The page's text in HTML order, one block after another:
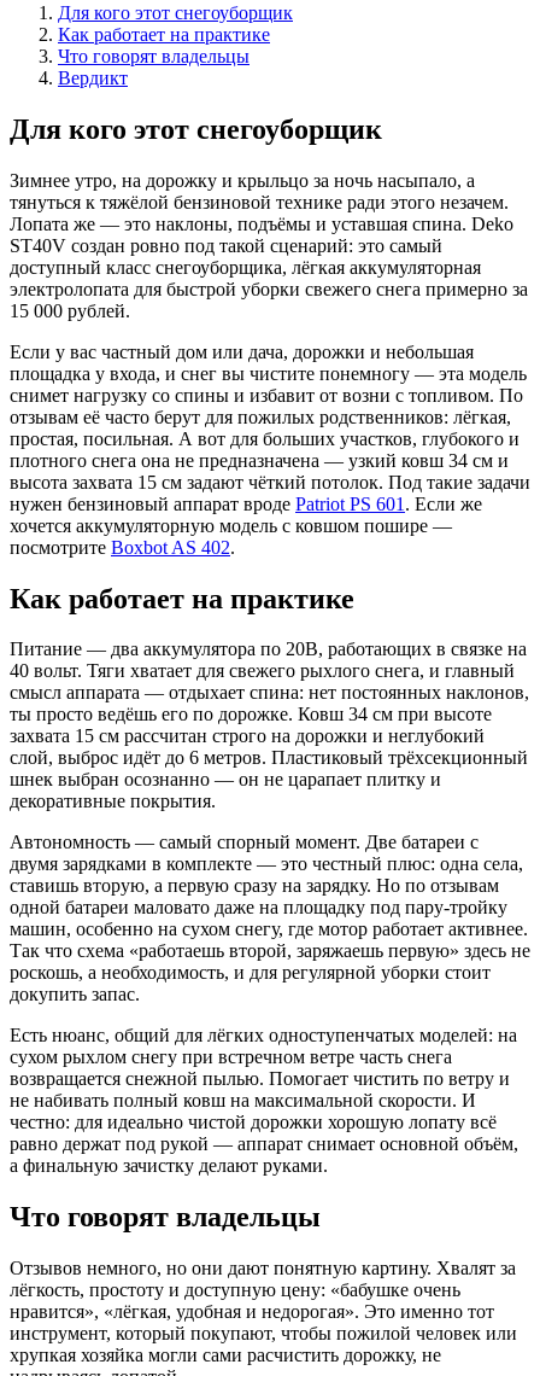
Для кого этот снегоуборщик
Как работает на практике
Что говорят владельцы
Вердикт
Для кого этот снегоуборщик
Зимнее утро, на дорожку и крыльцо за ночь насыпало, а
тянуться к тяжёлой бензиновой технике ради этого незачем.
Лопата же — это наклоны, подъёмы и уставшая спина. Deko
ST40V создан ровно под такой сценарий: это самый
доступный класс снегоуборщика, лёгкая аккумуляторная
электролопата для быстрой уборки свежего снега примерно за
15 000 рублей.
Если у вас частный дом или дача, дорожки и небольшая
площадка у входа, и снег вы чистите понемногу — эта модель
снимет нагрузку со спины и избавит от возни с топливом. По
отзывам её часто берут для пожилых родственников: лёгкая,
простая, посильная. А вот для больших участков, глубокого и
плотного снега она не предназначена — узкий ковш 34 см и
высота захвата 15 см задают чёткий потолок. Под такие задачи
нужен бензиновый аппарат вроде Patriot PS 601 . Если же
хочется аккумуляторную модель с ковшом пошире —
посмотрите Boxbot AS 402.
Как работает на практике
Питание — два аккумулятора по 20В, работающих в связке на
40 вольт. Тяги хватает для свежего рыхлого снега, и главный
смысл аппарата — отдыхает спина: нет постоянных наклонов,
ты просто ведёшь его по дорожке. Ковш 34 см при высоте
захвата 15 см рассчитан строго на дорожки и неглубокий
слой, выброс идёт до 6 метров. Пластиковый трёхсекционный
шнек выбран осознанно — он не царапает плитку и
декоративные покрытия.
Автономность — самый спорный момент. Две батареи с
двумя зарядками в комплекте — это честный плюс: одна села,
ставишь вторую, а первую сразу на зарядку. Но по отзывам
одной батареи маловато даже на площадку под пару-тройку
машин, особенно на сухом снегу, где мотор работает активнее.
Так что схема «работаешь второй, заряжаешь первую» здесь не
роскошь, а необходимость, и для регулярной уборки стоит
докупить запас.
Есть нюанс, общий для лёгких одноступенчатых моделей: на
сухом рыхлом снегу при встречном ветре часть снега
возвращается снежной пылью. Помогает чистить по ветру и
не набивать полный ковш на максимальной скорости. И
честно: для идеально чистой дорожки хорошую лопату всё
равно держат под рукой — аппарат снимает основной объём,
а финальную зачистку делают руками.
Что говорят владельцы
Отзывов немного, но они дают понятную картину. Хвалят за
лёгкость, простоту и доступную цену: «бабушке очень
нравится», «лёгкая, удобная и недорогая». Это именно тот
инструмент, который покупают, чтобы пожилой человек или
хрупкая хозяйка могли сами расчистить дорожку, не